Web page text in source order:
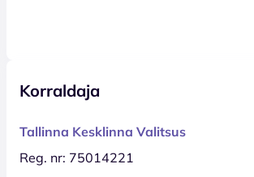
Korraldaja
Tallinna Kesklinna Valitsus
Reg. nr: 75014221